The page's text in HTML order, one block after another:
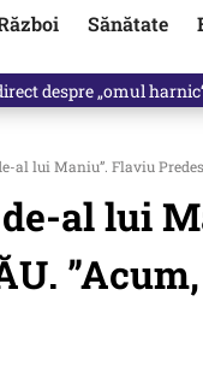
Sănătate
despre „omul
al lui Maniu”. Flaviu
al lui